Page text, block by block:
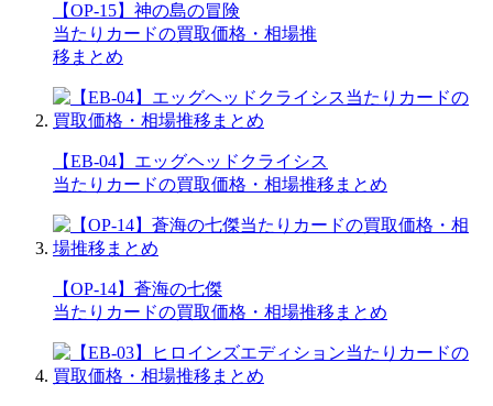
【OP-15】神の島の冒険
当たりカードの買取価格・相場推
移まとめ
【EB-04】エッグヘッドクライシス
当たりカードの買取価格・相場推移まとめ
【OP-14】蒼海の七傑
当たりカードの買取価格・相場推移まとめ